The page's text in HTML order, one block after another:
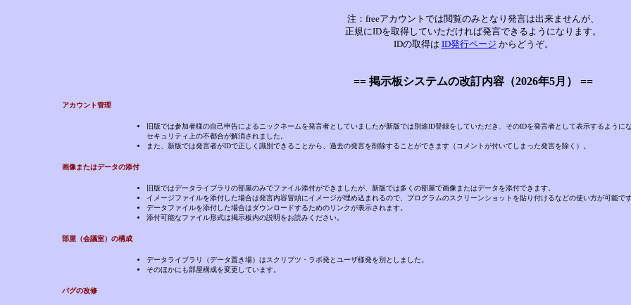
注：freeアカウントでは閲覧のみとなり発言は出来ませんが、
正規にIDを取得していただければ発言できるようになります。
IDの取得は ID発行ページ からどうぞ。
== 掲示板システムの改訂内容（2026年5月） ==
アカウント管理
旧版では参加者様の自己申告によるニックネームを発言者としていましたが新版では別途ID登録をしていただき、そのIDを発言者として表示するよう
セキュリティ上の不都合が解消されました。
また、新版では発言者がIDで正しく識別できることから、過去の発言を削除することができます（コメントが付いてしまった発言を除く）。
画像またはデータの添付
旧版ではデータライブラリの部屋のみでファイル添付ができましたが、新版では多くの部屋で画像またはデータを添付できます。
イメージファイルを添付した場合は発言内容冒頭にイメージが埋め込まれるので、プログラムのスクリーンショットを貼り付けるなどの使い方が可能で
データファイルを添付した場合はダウンロードするためのリンクが表示されます。
添付可能なファイル形式は掲示板内の説明をお読みください。
部屋（会議室）の構成
データライブラリ（データ置き場）はスクリプツ・ラボ発とユーザ様発を別としました。
そのほかにも部屋構成を変更しています。
バグの改修